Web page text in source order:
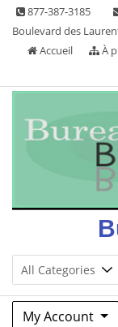
Skip 877-387-3185
Boulevard des
Accueil
À
My Account